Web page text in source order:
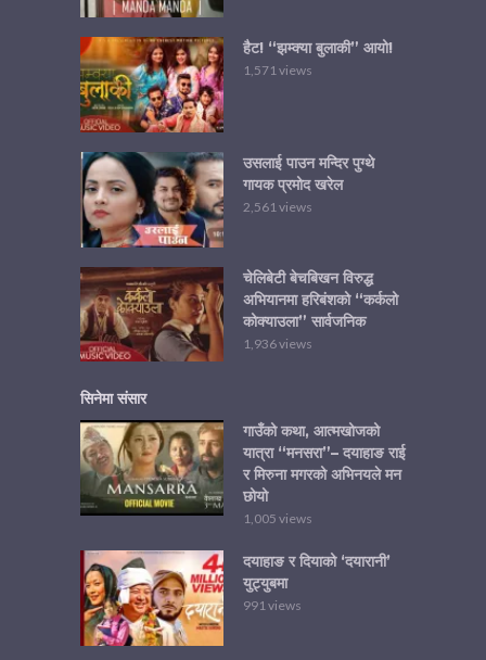
हैट! “झम्क्या बुलाकी” आयो!
1,571 views
उसलाई पाउन मन्दिर पुग्थे
गायक प्रमोद खरेल
2,561 views
चेलिबेटी बेचबिखन विरुद्ध
अभियानमा हरिबंशको “कर्कलो
कोक्याउला” सार्वजनिक
1,936 views
सिनेमा संसार
गाउँको कथा, आत्मखोजको
यात्रा “मनसरा”– दयाहाङ राई
र मिरुना मगरको अभिनयले मन
छोयो
1,005 views
दयाहाङ र दियाको ‘दयारानी’
युट्युबमा
991 views